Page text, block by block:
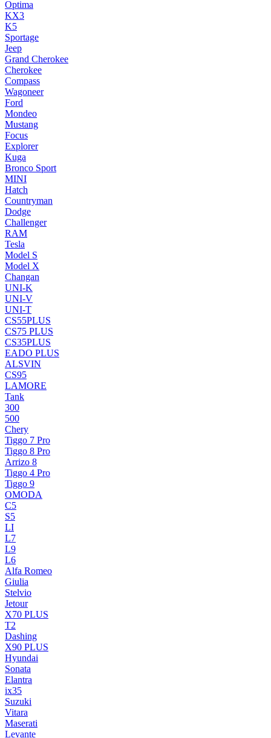
Optima
KX3
K5
Sportage
Jeep
Grand Cherokee
Cherokee
Compass
Wagoneer
Ford
Mondeo
Mustang
Focus
Explorer
Kuga
Bronco Sport
MINI
Hatch
Countryman
Dodge
Challenger
RAM
Tesla
Model S
Model X
Changan
UNI-K
UNI-V
UNI-T
CS55PLUS
CS75 PLUS
CS35PLUS
EADO PLUS
ALSVIN
CS95
LAMORE
Tank
300
500
Chery
Tiggo 7 Pro
Tiggo 8 Pro
Arrizo 8
Tiggo 4 Pro
Tiggo 9
OMODA
C5
S5
LI
L7
L9
L6
Alfa Romeo
Giulia
Stelvio
Jetour
X70 PLUS
T2
Dashing
X90 PLUS
Hyundai
Sonata
Elantra
ix35
Suzuki
Vitara
Maserati
Levante